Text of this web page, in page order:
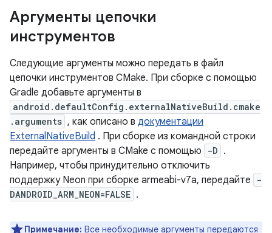
Аргументы цепочки
инструментов
Следующие аргументы можно передать в файл
цепочки инструментов CMake. При сборке с помощью
Gradle добавьте аргументы в
android.defaultConfig.externalNativeBuild.cmake
.arguments , как описано в документации
ExternalNativeBuild . При сборке из командной строки
передайте аргументы в CMake с помощью
-D .
Например, чтобы принудительно отключить
поддержку Neon при сборке armeabi-v7a, передайте
-
DANDROID_ARM_NEON=FALSE .
Примечание: Все необходимые аргументы передаются